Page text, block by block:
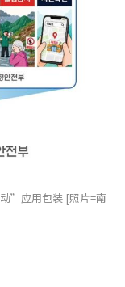
”应用包装 [照片=南